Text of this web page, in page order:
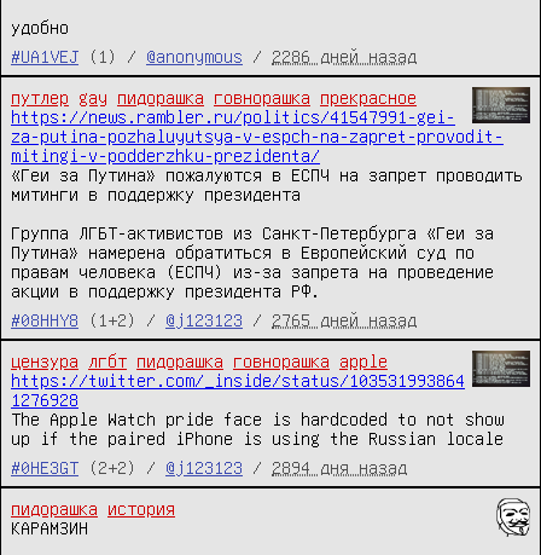
удобно
#UA1VEJ
(1) / @anonymous / 2286 дней назад
путлер gay пидорашка говнорашка
прекрасное
https://news.rambler.ru/politics/41547991-gei-
za-putina-pozhaluyutsya-v-espch-na-zapret-provodit-
mitingi-v-podderzhku-prezidenta/
«Геи за Путина» пожалуются в ЕСПЧ на запрет проводить
митинги в поддержку президента
Группа ЛГБТ-активистов из Санкт-Петербурга «Геи за
Путина» намерена обратиться в Европейский суд по
правам человека (ЕСПЧ) из-за запрета на проведение
акции в поддержку президента РФ.
#08HHY8
(1+2) / @j123123 / 2765 дней назад
цензура лгбт пидорашка говнорашка
apple
https://twitter.com/_inside/status/103531993864
1276928
The Apple Watch pride face is hardcoded to not show
up if the paired iPhone is using the Russian locale
#0HE3GT
(2+2) / @j123123 / 2894 дня назад
пидорашка
история
КАРАМЗИН